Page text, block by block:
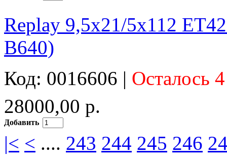
Replay 9,5x21/5x112
B640)
Код: 0016606 | Осталось
28000,00 р.
Добавить
|< < .... 243 244 245 246